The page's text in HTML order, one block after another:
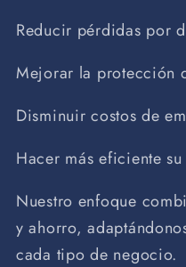
Reducir pérdidas por
Mejorar la protección
Disminuir costos de
Hacer más eficiente
Nuestro enfoque
y ahorro,
cada tipo de negocio.